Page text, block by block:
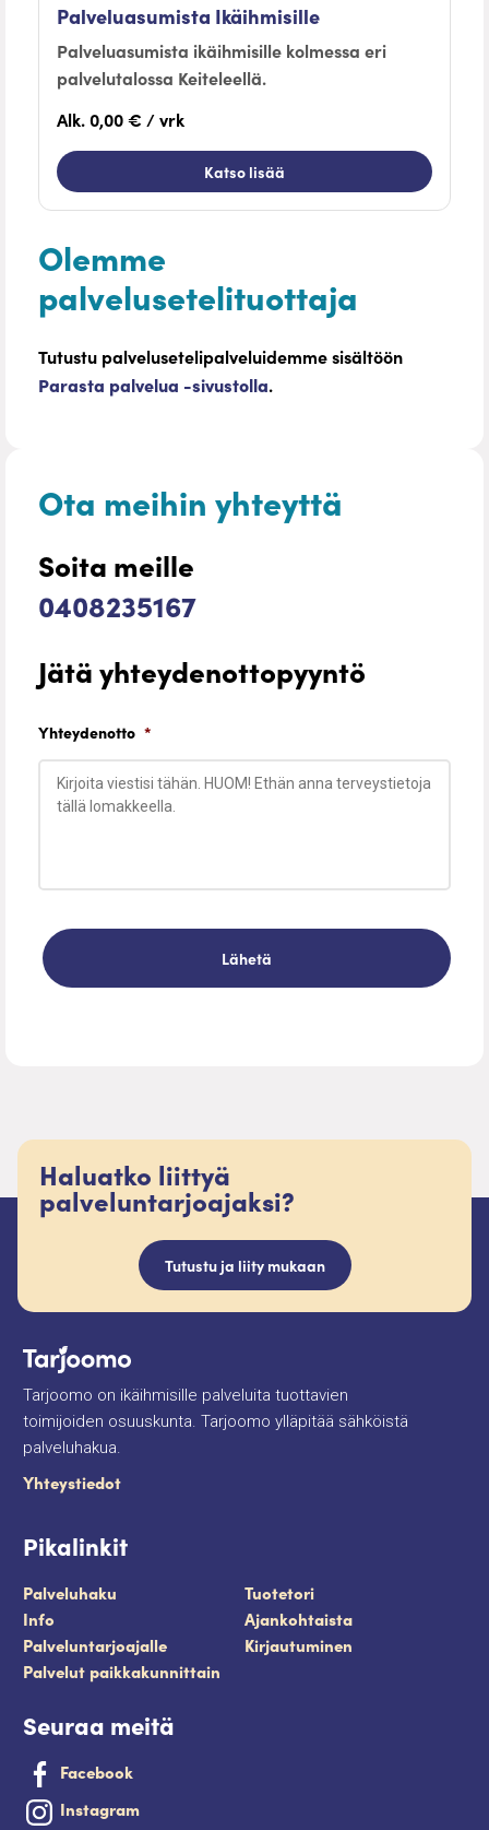
Palveluasumista Ikäihmisille
Palveluasumista ikäihmisille kolmessa eri
palvelutalossa Keiteleellä.
Alk. 0,00 € / vrk
Katso lisää
Olemme
palvelusetelituottaja
Tutustu palvelusetelipalveluidemme sisältöön
Parasta palvelua -sivustolla.
Ota meihin yhteyttä
Soita meille
0408235167
Jätä yhteydenottopyyntö
Yhteydenotto *
Haluatko liittyä
palveluntarjoajaksi?
Tutustu ja liity mukaan
Tarjoomo on ikäihmisille palveluita tuottavien
toimijoiden osuuskunta. Tarjoomo ylläpitää sähköistä
palveluhakua.
Yhteystiedot
Pikalinkit
Palveluhaku
Tuotetori
Info
Ajankohtaista
Palveluntarjoajalle
Kirjautuminen
Palvelut paikkakunnittain
Seuraa meitä
Facebook
Instagram